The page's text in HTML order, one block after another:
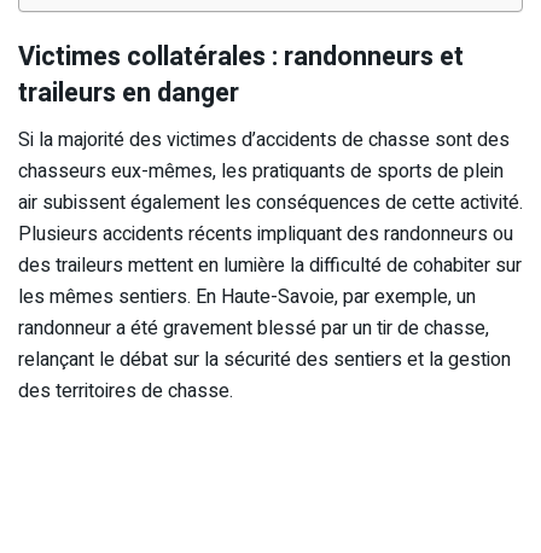
Victimes collatérales : randonneurs et
traileurs en danger
Si la majorité des victimes d’accidents de chasse sont des
chasseurs eux-mêmes, les pratiquants de sports de plein
air subissent également les conséquences de cette activité.
Plusieurs accidents récents impliquant des randonneurs ou
des traileurs mettent en lumière la difficulté de cohabiter sur
les mêmes sentiers. En Haute-Savoie, par exemple, un
randonneur a été gravement blessé par un tir de chasse,
relançant le débat sur la sécurité des sentiers et la gestion
des territoires de chasse.